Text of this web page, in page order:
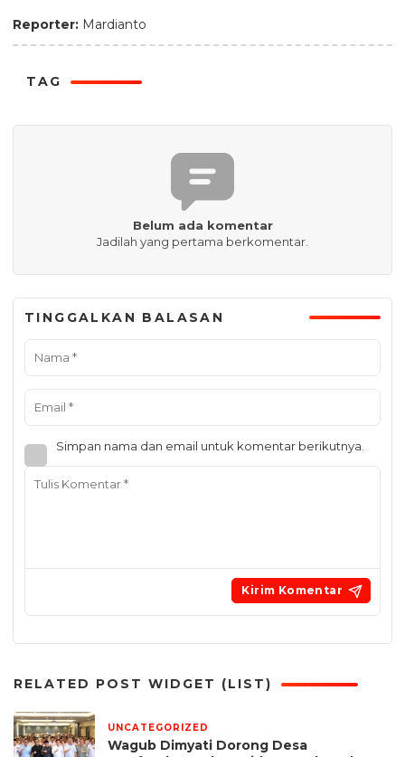
Reporter: Mardianto
TAG
Belum ada komentar
Jadilah yang pertama berkomentar.
TINGGALKAN BALASAN
Simpan nama dan email untuk komentar berikutnya.
RELATED POST WIDGET (LIST)
UNCATEGORIZED
Wagub Dimyati Dorong Desa